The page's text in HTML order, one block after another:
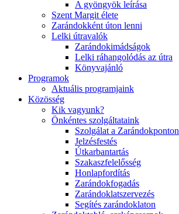
A gyöngyök leírása
Szent Margit élete
Zarándokként úton lenni
Lelki útravalók
Zarándokimádságok
Lelki ráhangolódás az útra
Könyvajánló
Programok
Aktuális programjaink
Közösség
Kik vagyunk?
Önkéntes szolgáltataink
Szolgálat a Zarándokponton
Jelzésfestés
Útkarbantartás
Szakaszfelelősség
Honlapfordítás
Zarándokfogadás
Zarándoklatszervezés
Segítés zarándoklaton